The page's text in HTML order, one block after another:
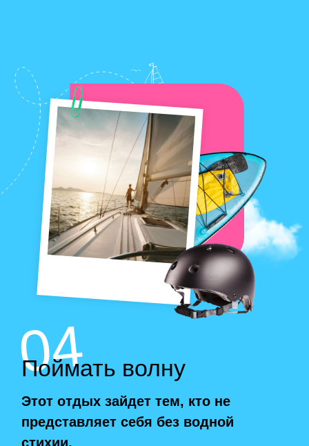
06
Побыть одному
Оставляйте шумный город за
плечами и выдвигайтесь туда, где
точно никто не найдет. А если станет
скучновато, посмотрите любимое
кино или пообщайтесь по видеосвязи
возвращения.
Помедитировать на необитаемом
острове
Спуститься в пещеру к ледяным